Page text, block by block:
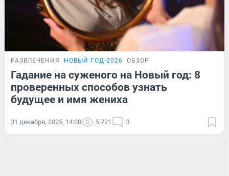
РАЗВЛЕЧЕНИЯ НОВЫЙ ГОД-2026 ОБЗОР
Гадание на суженого на Новый год: 8
проверенных способов узнать
будущее и имя жениха
31 декабря, 2025, 14:00 5 721 3